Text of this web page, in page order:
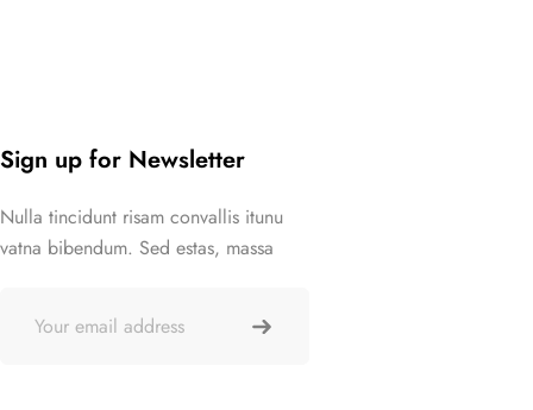
Sign up for Newsletter
Nulla tincidunt risam convallis itunu
vatna bibendum. Sed estas, massa